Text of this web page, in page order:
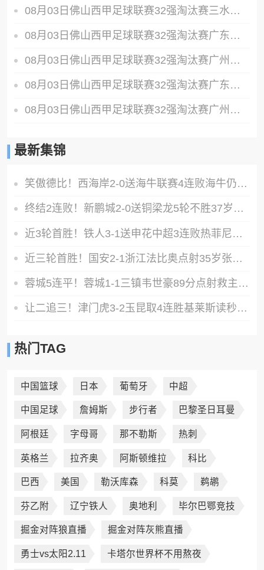
08月03日佛山西甲足球联赛32强淘汰赛三水乐民兴健力宝VS中国澳门澳科精英全场录像
08月03日佛山西甲足球联赛32强淘汰赛广东凤铝VS湛江八部科技全场录像
08月03日佛山西甲足球联赛32强淘汰赛广州蜀地红VS广州戴拿模全场录像
08月03日佛山西甲足球联赛32强淘汰赛广东客家青年VS广州英华思力U17全场录像
08月03日佛山西甲足球联赛32强淘汰赛广州求信VS顺德新青年全场录像
最新集锦
笑傲德比！西海岸2-0送海牛联赛4连败海牛仍垫底西海岸升至第二
终结2连败！新鹏城2-0送铜梁龙5轮不胜37岁姜至鹏破门韦斯利建功
近3轮首胜！铁人3-1送申花中超3连败热菲尼奥双响邦本宜裕传射
近三轮首胜！国安2-1浙江法比奥点射35岁张稀哲制胜王钰栋送助攻
蓉城5连平！蓉城1-1三镇韦世豪89分点射救主费利佩造点李昂破门
让二追三！津门虎3-2玉昆取4连胜基莱斯读秒绝杀萨尔瓦多破门
热门TAG
中国篮球 日本 葡萄牙 中超
中国足球 詹姆斯 步行者 巴黎圣日耳曼
阿根廷 字母哥 那不勒斯 热刺
英格兰 拉齐奥 阿斯顿维拉 科比
巴西 美国 勒沃库森 科莫 鹈鹕
芬乙附 辽宁铁人 奥地利 毕尔巴鄂竞技
掘金对阵狼直播 掘金对阵灰熊直播
勇士vs太阳2.11 卡塔尔世界杯不用熬夜